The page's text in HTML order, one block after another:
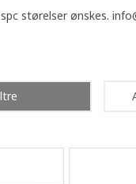
størelser ønskes.